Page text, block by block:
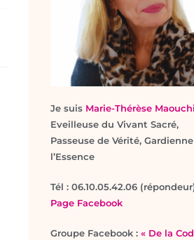
Je suis Marie-Thérèse Maouchi
Eveilleuse du Vivant Sacré,
Passeuse de Vérité,
l’Essence
Tél : 06.10.05.42.06
Page Facebook
Groupe Facebook :« De la